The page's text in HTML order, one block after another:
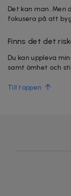
Det kan man.
fokusera på att
Finns det det
Du kan uppleva
samt ömhet och
Till toppen